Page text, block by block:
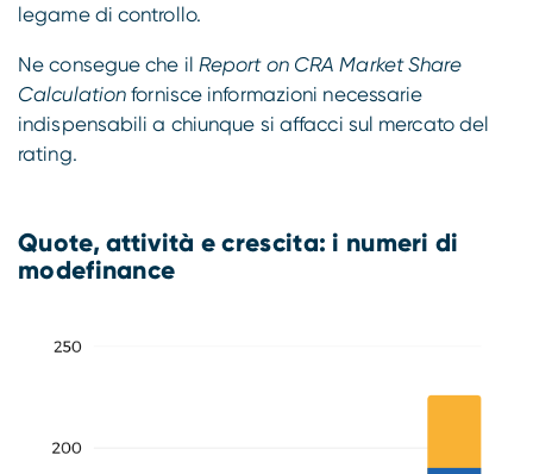
legame di controllo.
Ne consegue che il Report on CRA Market Share
Calculation fornisce informazioni necessarie
indispensabili a chiunque si affacci sul mercato del
rating.
Quote, attività e crescita: i numeri di
modefinance